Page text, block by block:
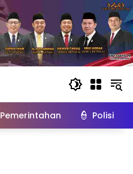
Pemerintahan 👮 Polisi